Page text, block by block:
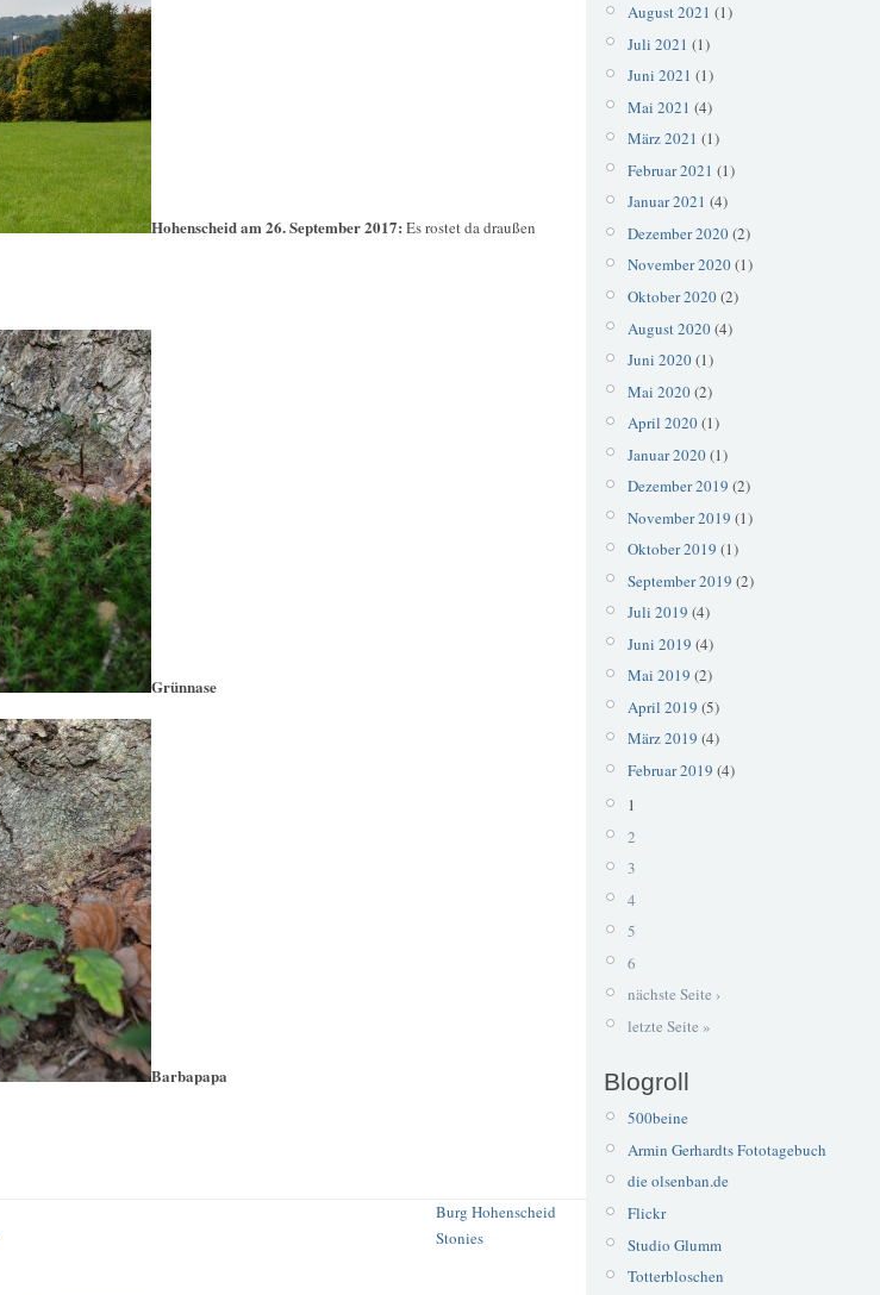
Hohenscheid am 26. September 2017: Es rostet da draußen
Grünnase
Barbapapa
Burg Hohenscheid
Stonies
August 2021 (1)
Juli 2021 (1)
Juni 2021 (1)
Mai 2021 (4)
März 2021 (1)
Februar 2021 (1)
Januar 2021 (4)
Dezember 2020(2)
November 2020(1)
Oktober 2020(2)
August 2020(4)
Juni 2020(1)
Mai 2020(2)
April 2020(1)
Januar 2020(1)
Dezember 2019 (2)
November 2019 (1)
Oktober 2019 (1)
September 2019 (2)
Juli 2019 (4)
Juni 2019 (4)
Mai 2019 (2)
April 2019 (5)
März 2019 (4)
Februar 2019 (4)
1
2
3
4
5
6
nächste Seite ›
letzte Seite »
Blogroll
500beine
Armin Gerhardts Fototagebuch
die olsenban.de
Flickr
Studio Glumm
Totterbloschen